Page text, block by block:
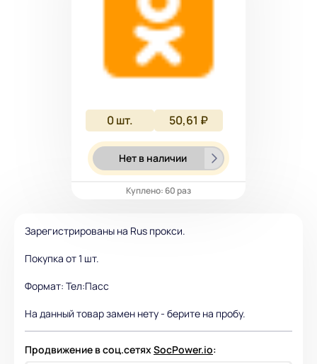
0шт. 50,61 ₽
Нет в наличии
Куплено: 60 раз
Зарегистрированы на Rus прокси.
Покупка от 1 шт.
Формат: Тел:Пасс
На данный товар замен нету - берите на пробу.
Продвижение в соц.сетяхSocPower.io: